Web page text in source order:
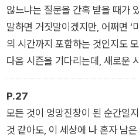
책은 ‘손보미 유니버스’로 들어가
들려주는 미드 이야기를 따라가
미는 무엇인지, 또 우리가 끝끝내
까닭은 무엇인지, 생의 작은 비밀
않느냐는 질문을 간혹 받을 때가
말하면 거짓말이겠지만, 어쩌면 ‘
의 시간까지 포함하는 것인지도
다음 시즌을 기다리는데, 새로운
마음이 설레기 시작한다. (아, 이건
가?) 좋아하는 드라마가 많으면
수 있었으니까, 내 생각엔 그런
P.27
모든 것이 엉망진창이 된 순간일
것 같아도, 이 세상에 나 혼자 남